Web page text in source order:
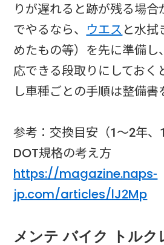
りが遅れると跡が残る場合
でやるなら、 ウエス と水拭
めたもの等）を先に準備し
応できる段取りにしておく
し車種ごとの手順は整備書
参考：交換目安（1〜2年
DOT規格の考え方
https://magazine.naps-
jp.com/articles/lJ2Mp
メンテ バイク トルク